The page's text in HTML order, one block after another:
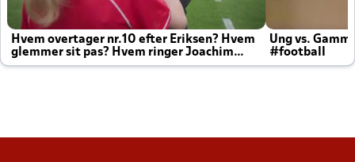
Hvem overtager nr.10 efter Eriksen? Hvem
glemmer sit pas? Hvem ringer Joachim
altid til efter kampe?
Ung vs.
#football